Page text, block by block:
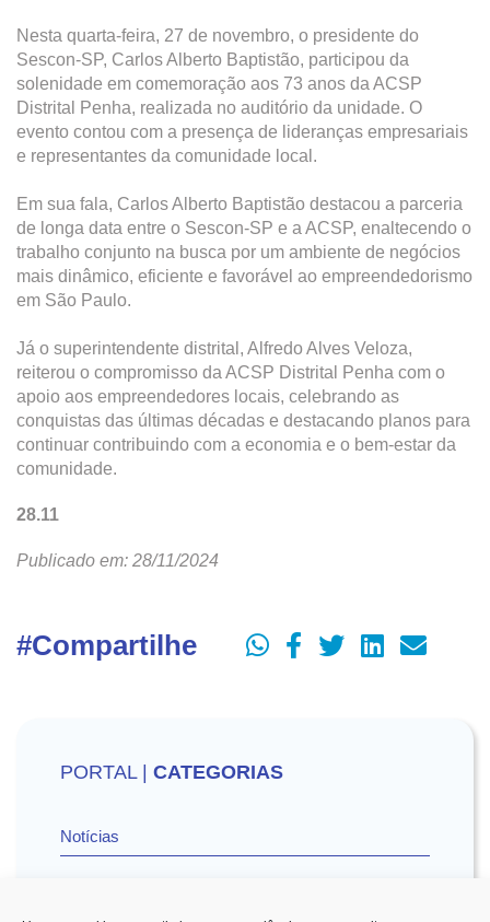
Nesta quarta-feira, 27 de novembro, o presidente do
Sescon-SP, Carlos Alberto Baptistão, participou da
solenidade em comemoração aos 73 anos da ACSP
Distrital Penha, realizada no auditório da unidade. O
evento contou com a presença de lideranças empresariais
e representantes da comunidade local.
Em sua fala, Carlos Alberto Baptistão destacou a parceria
de longa data entre o Sescon-SP e a ACSP, enaltecendo o
trabalho conjunto na busca por um ambiente de negócios
mais dinâmico, eficiente e favorável ao empreendedorismo
em São Paulo.
Já o superintendente distrital, Alfredo Alves Veloza,
reiterou o compromisso da ACSP Distrital Penha com o
apoio aos empreendedores locais, celebrando as
conquistas das últimas décadas e destacando planos para
continuar contribuindo com a economia e o bem-estar da
comunidade.
28.11
Publicado em: 28/11/2024
#Compartilhe
PORTAL | CATEGORIAS
Notícias